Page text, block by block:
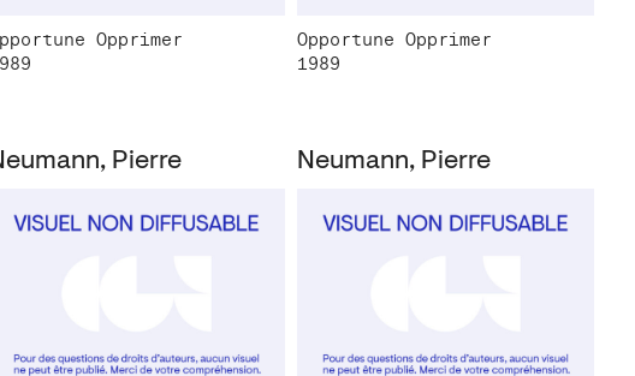
Opprimer
Opportune Opprimer
1989
Pierre Neumann, Pierre